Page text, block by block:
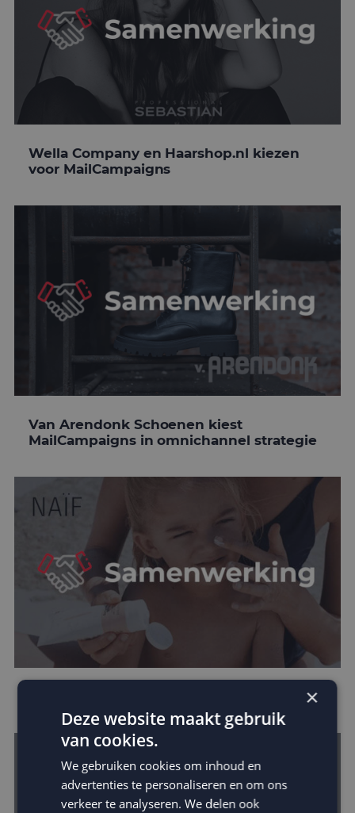
Wella Company en Haarshop.nl kiezen
voor MailCampaigns
Van Arendonk Schoenen kiest
MailCampaigns in omnichannel strategie
Naïf kiest MailCampaigns in groeistrategie
×
Deze website maakt gebruik
van cookies.
We gebruiken cookies om inhoud en
advertenties te personaliseren en om ons
verkeer te analyseren. We delen ook